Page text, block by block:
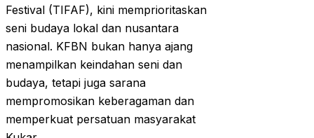
Festival (TIFAF), kini memprioritaskan
seni budaya lokal dan nusantara
nasional. KFBN bukan hanya ajang
menampilkan keindahan seni dan
budaya, tetapi juga sarana
mempromosikan keberagaman dan
memperkuat persatuan masyarakat